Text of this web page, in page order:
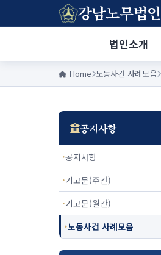
강남노무법인
법인소개
Home 노동사건 사례모음
공지사항
공지사항
기고문(주간)
기고문(월간)
노동사건 사례모음